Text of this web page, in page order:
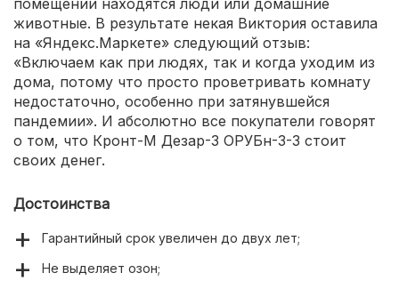
животные. В результате некая Виктория оставила
на «Яндекс.Маркете» следующий отзыв:
«Включаем как при людях, так и когда уходим из
дома, потому что просто проветривать комнату
недостаточно, особенно при затянувшейся
пандемии». И абсолютно все покупатели говорят
о том, что Кронт-М Дезар-3 ОРУБн-3-3 стоит
своих денег.
Достоинства
Гарантийный срок увеличен до двух лет;
Не выделяет озон;